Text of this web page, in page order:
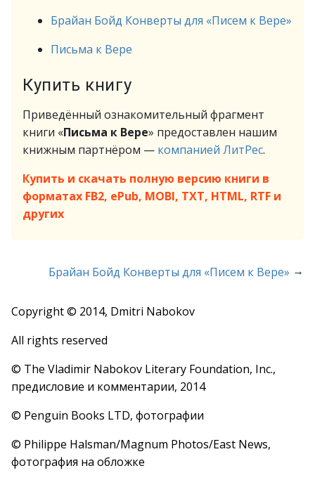
Брайан Бойд Конверты для «Писем к Вере»
Письма к Вере
Купить книгу
Приведённый ознакомительный фрагмент
книги «Письма к Вере» предоставлен нашим
книжным партнёром — компанией ЛитРес.
Купить и скачать полную версию книги в
форматах FB2, ePub, MOBI, TXT, HTML, RTF и
других
Брайан Бойд Конверты для «Писем к Вере» →
Copyright © 2014, Dmitri Nabokov
All rights reserved
© The Vladimir Nabokov Literary Foundation, Inc.,
предисловие и комментарии, 2014
© Penguin Books LTD, фотографии
© Philippe Halsman/Magnum Photos/East News,
фотография на обложке